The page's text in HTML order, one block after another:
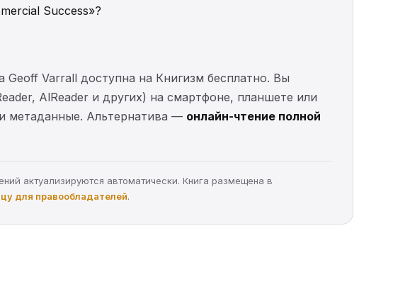
Success»?
Geoff Varrall доступна на Книгизм бесплатно. Вы
AlReader и других) на смартфоне, планшете или
метаданные. Альтернатива — онлайн-чтение полной
актуализируются автоматически. Книга размещена в
для правообладателей.